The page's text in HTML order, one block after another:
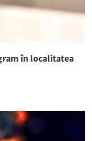
în localitatea